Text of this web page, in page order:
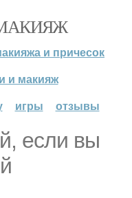
и причесок
и макияж
игры отзывы
если вы